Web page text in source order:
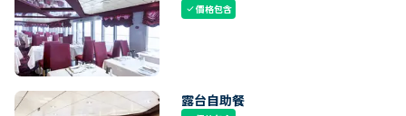
check價格包含
露台自助餐